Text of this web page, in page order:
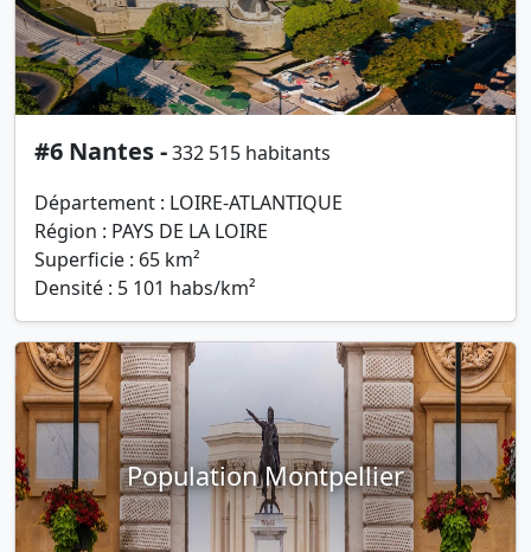
#6 Nantes -332 515 habitants
Département : LOIRE-ATLANTIQUE
Région : PAYS DE LA LOIRE
Superficie : 65 km²
Densité : 5 101 habs/km²
Population Montpellier